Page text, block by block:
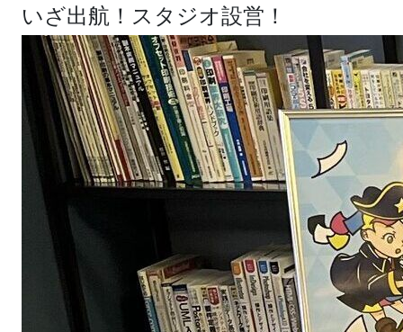
いざ出航！スタジオ設営！